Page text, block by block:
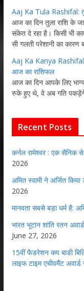
Aaj Ka Tula Rashifal:
आज का दिन तुला राशि के
संकेत दे रहा है। किसी भी
सी गलती परेशानी का
Aaj Ka Kanya Rashifal:
आज का राशिफल
आज का दिन आपके लिए
रुके हुए थे, वे अब गति
Recent Posts
कर्नल रामेश्वर : एक सैनिक
2026
अमित स्वामी ने अर्जित
2026
मानवता सबसे बड़ा धर्म है:
भारत भूटान शांति रतन
June 27, 2026
15वीं फैडरेशन कप बाडी
लाइफ टाइम एचीवमैंट अवार्ड